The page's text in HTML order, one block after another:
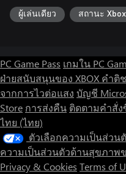
ผู้เล่นเดียว สถานะ Xbox
PC Game Pass เกมใน PC
ฝ่ายสนับสนุนของ XBOX คำติ
จากการไวต่อแสง บัญชี
Store การส่งคืน ติดตามคำสั่ง
ไทย (ไทย)
ตัวเลือกความเป็นส่ว
ความเป็นส่วนตัวด้านสุขภาพ
Privacy & Cookies Terms of